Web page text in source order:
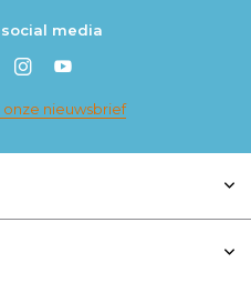
media
nieuwsbrief